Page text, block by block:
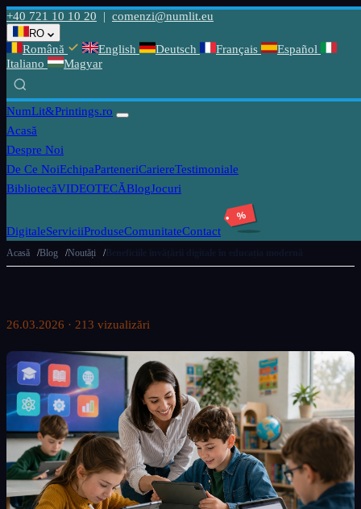
+40 721 10 10 20 | comenzi@numlit.eu
RO
Română English Deutsch Français
Español
Italiano
Magyar
NumLit&Printings.ro
Acasă
Despre Noi
De Ce NoiEchipaParteneriCariereTestimoniale
BibliotecăVIDEOTECĂBlogJocuri
DigitaleServiciiProduseComunitateContact
%
Acasă Blog Noutăți Beneficiile învățării digitale în educația modernă
26.03.2026 · 213 vizualizări